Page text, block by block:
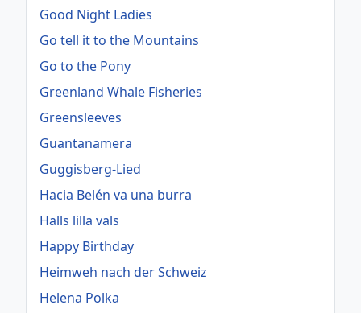
Good Night Ladies
Go tell it to the Mountains
Go to the Pony
Greenland Whale Fisheries
Greensleeves
Guantanamera
Guggisberg-Lied
Hacia Belén va una burra
Halls lilla vals
Happy Birthday
Heimweh nach der Schweiz
Helena Polka